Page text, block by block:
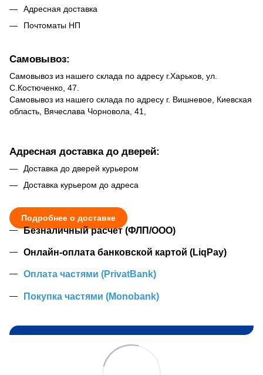
Адресная доставка
Почтоматы НП
Самовывоз:
Самовывоз из нашего склада по адресу г.Харьков, ул.
С.Костюченко, 47.
Самовывоз из нашего склада по адресу г. Вишневое, Киевская
область, Вячеслава Чорновола, 41,
Адресная доставка до дверей:
Доставка до дверей курьером
Доставка курьером до адреса
Подробнее о доставке
Безналичный расчет (ФЛП/ООО)
Онлайн-оплата банковской картой (LiqPay)
Оплата частями (PrivatBank)
Покупка частями (Monobank)